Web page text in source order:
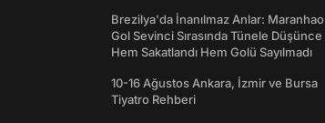
Brezilya'da İnanılmaz Anlar: Maranhao
Gol Sevinci Sırasında Tünele Düşünce
Hem Sakatlandı Hem Golü Sayılmadı
10-16 Ağustos Ankara, İzmir ve Bursa
Tiyatro Rehberi